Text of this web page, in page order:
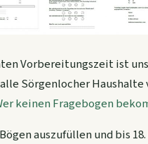
Vorbereitungszeit ist
Sörgenlocher
keinen Fragebogen
auszufüllen und bis